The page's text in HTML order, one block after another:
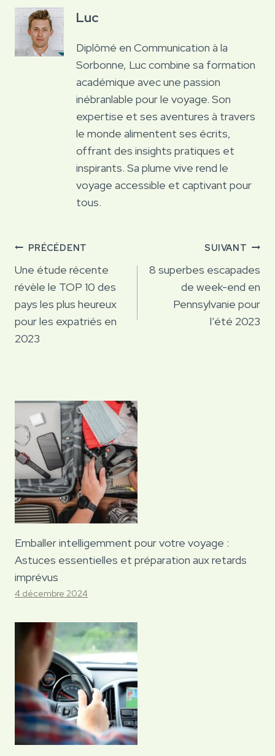
Luc
Diplômé en Communication à la
Sorbonne, Luc combine sa formation
académique avec une passion
inébranlable pour le voyage. Son
expertise et ses aventures à travers
le monde alimentent ses écrits,
offrant des insights pratiques et
inspirants. Sa plume vive rend le
voyage accessible et captivant pour
tous.
Navigation
de
l’article
PRÉCÉDENT
Une étude récente
révèle le TOP 10 des
pays les plus heureux
pour les expatriés en
2023
SUIVANT
8 superbes escapades
de week-end en
Pennsylvanie pour
l’été 2023
Emballer intelligemment pour votre voyage :
Astuces essentielles et préparation aux retards
imprévus
4 décembre 2024